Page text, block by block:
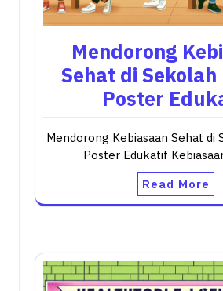
Mendorong
Sehat di
Poster
Mendorong Kebiasaan Sehat di
Poster Edukatif
Read More